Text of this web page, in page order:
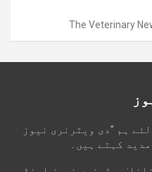
The Veterinary
ہم "دی ویٹرنری نیوز
کہتے ہیں۔